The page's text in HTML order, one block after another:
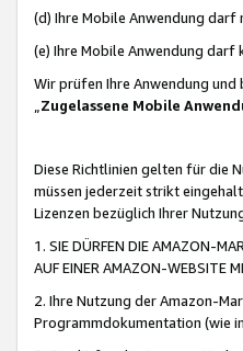
(d) Ihre Mobile Anwendung darf
(e) Ihre Mobile Anwendung darf
Wir prüfen Ihre Anwendung und
„Zugelassene Mobile
Diese Richtlinien gelten für die
müssen jederzeit strikt
Lizenzen bezüglich Ihrer
1. SIE DÜRFEN DIE AMAZON-
AUF EINER AMAZON-WEBSITE
2. Ihre Nutzung der Amazon-
Programmdokumentation (wie